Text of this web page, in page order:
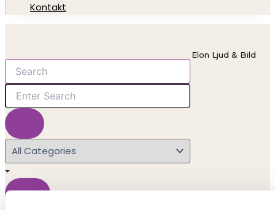
Kontakt
Elon Ljud & Bild
×